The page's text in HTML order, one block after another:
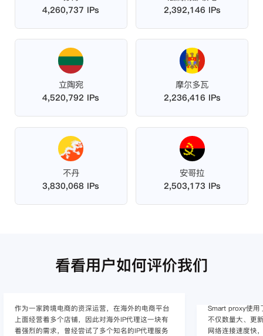
4,260,737 IPs
2,392,146 IPs
立陶宛
4,520,792 IPs
摩尔多瓦
2,236,416 IPs
不丹
3,830,068 IPs
安哥拉
2,503,173 IPs
看看用户如何评价我们
作为一家跨境电商的资深运营，在海外的电商平台
上面经营着多个店铺，因此对海外IP代理这一块有
着强烈的需求，曾经尝试了多个知名的IP代理服务
Smart proxy使用
不仅数量大、更
网络连接速度快